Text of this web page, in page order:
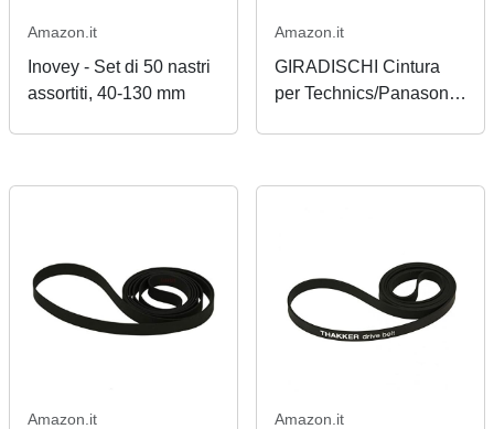
Amazon.it
Inovey - Set di 50 nastri
assortiti, 40-130 mm
Amazon.it
GIRADISCHI Cintura
per Technics/Panasonic
Amazon.it Amazon.it